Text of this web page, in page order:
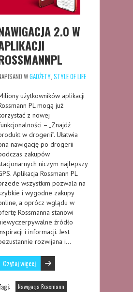
2.0 W
WGADŻETY STYLE OF LIFE
użytkowników aplikacji
PL mogą już
z nowej
– „Znajdź
w drogerii”. Ułatwia
nawigację po drogerii
zakupów
niczym najlepszy
Aplikacja Rossmann PL
wszystkim pozwala na
i wygodne zakupy
a oprócz wglądu w
Rossmanna stanowi
źródło
i informacji. Jest
rozwijana i…
Czytaj więcej
Nawigacja Rossmann